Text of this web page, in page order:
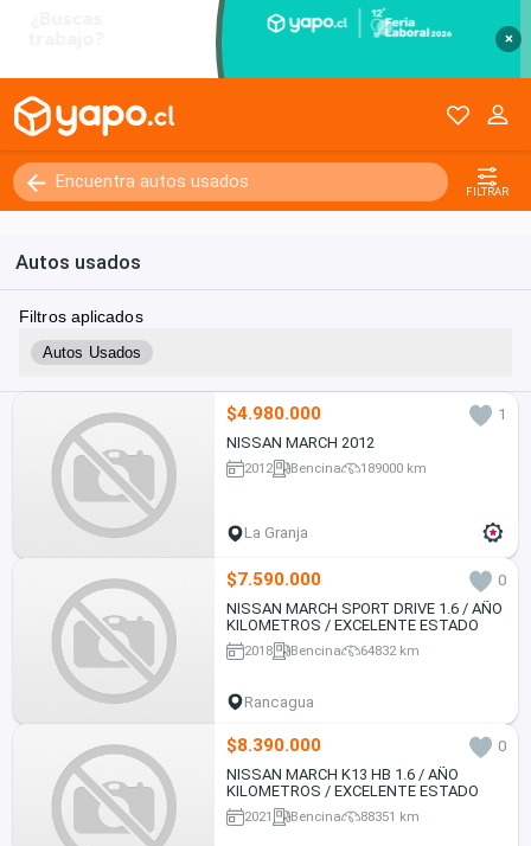
×
FILTRAR
Autos usados
Filtros aplicados
Autos Usados
$4.980.000
1
NISSAN MARCH 2012
2012 Bencina 189000 km
La Granja
$7.590.000
0
NISSAN MARCH SPORT DRIVE 1.6 / AÑO
KILOMETROS / EXCELENTE ESTADO
2018 Bencina 64832 km
Rancagua
$8.390.000
0
NISSAN MARCH K13 HB 1.6 / AÑO
KILOMETROS / EXCELENTE ESTADO
2021 Bencina 88351 km